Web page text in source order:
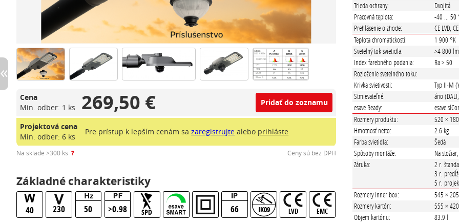
Cena
Min. odber: 1 ks 269,50 € Pridať do zoznamu
Projektová cena
Min. odber: 6 ks
Pre prístup k lepším cenám sazaregistrujte alebo prihláste
Na sklade >300 ks ? Ceny sú bez DPH
Základné charakteristiky
40 230 50 >0.98 SPD 66 IK09 LVD EMC
Trieda ochrany:
Dvojitá
Pracovná teplota:
-40 ... 50
Prehlásenie o zhode:
CE LVD,
Teplota chromatickosti:
1 900 °K
Svetelný tok svietidla:
>4 800 lm
Index farebného podania:
Ra > 50
Rozloženie svetelného toku:
Krivka svietivosti:
Typ II-M
Stmievateľné:
áno
esave Ready:
esave
Rozmery produktu:
520 ×
Hmotnosť netto:
2.6 kg
Farba svietidla:
Šedá
Spôsoby montáže:
Na
Záruka:
2 r.
3 r.
5 r.
Rozmery inner box:
545 ×
Rozmery kartón:
555 ×
Objem kartónu:
83.9 l